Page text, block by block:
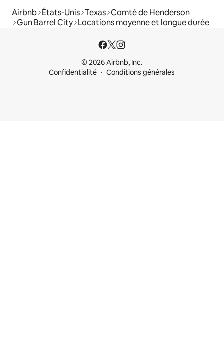
Airbnb États-Unis Texas Comté de Henderson
Gun Barrel City Locations moyenne et longue durée
© 2026 Airbnb, Inc.
Confidentialité
Conditions générales